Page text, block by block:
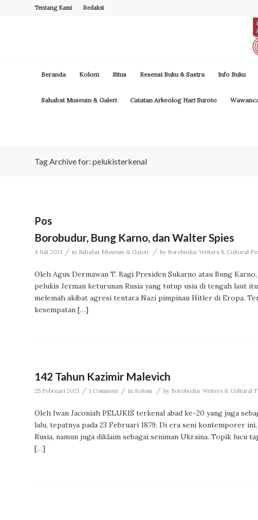
Tentang Kami Redaksi
Beranda Kolom Situs Resensi Buku & Sastra Info Buku
Sahabat Museum & Galeri Catatan Arkeolog Hari Suroto
Tag Archive for: pelukisterkenal
Pos
Borobudur, Bung Karno, dan Walter Spies
4 Juli 2021 / in Sahabat Museum & Galeri / by Borobudur Writers & Cultural
Oleh Agus Dermawan T. Bagi Presiden Sukarno atau Bung
pelukis Jerman keturunan Rusia yang tutup usia di tengah laut
melemah akibat agresi tentara Nazi pimpinan Hitler di Eropa.
kesempatan […]
142 Tahun Kazimir Malevich
25 Februari 2021 / 1 Comment / in Kolom / by Borobudur Writers & Cultural
Oleh Iwan Jaconiah PELUKIS terkenal abad ke-20 yang juga
lalu, tepatnya pada 23 Februari 1879. Di era seni kontemporer
Rusia, namun juga diklaim sebagai seniman Ukraina. Topik lucu
[…]